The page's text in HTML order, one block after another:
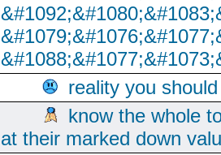
reality you
know the whole
at their marked down